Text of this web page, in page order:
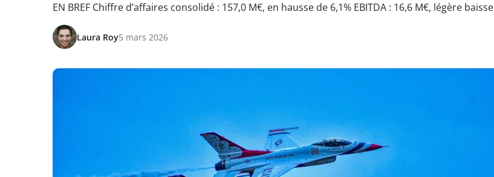
EN BREF Chiffre d’affaires consolidé : 157,0 M€, en hausse de 6,1% EBITDA : 16,6 M€, légère baisse
Laura Roy5 mars 2026